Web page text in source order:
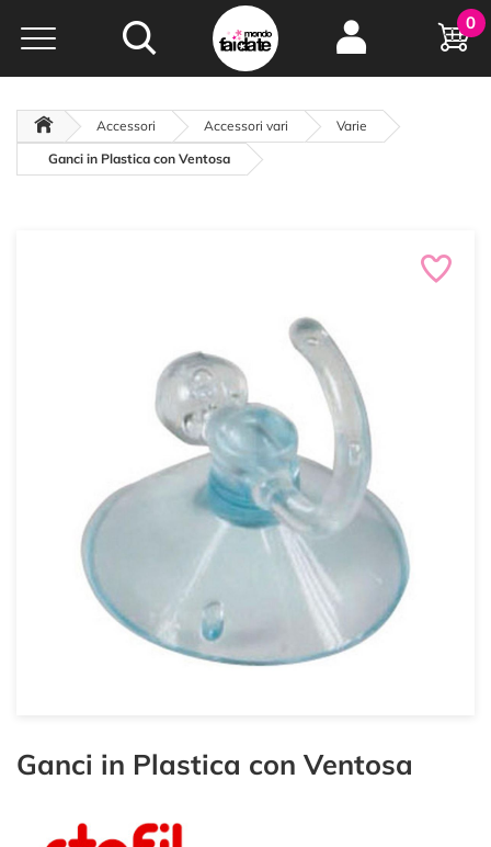
Hobby e
creatività...
oltre 15 anni online
0
Accessori Accessori vari
Varie
Ganci in Plastica con Ventosa
Ganci in Plastica con Ventosa